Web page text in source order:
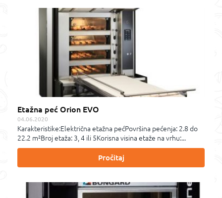
Etažna peć Orion EVO
04.06.2020
Karakteristike:Električna etažna pećPovršina pećenja: 2.8 do
22.2 m²Broj etaža: 3, 4 ili 5Korisna visina etaže na vrhu:...
Pročitaj